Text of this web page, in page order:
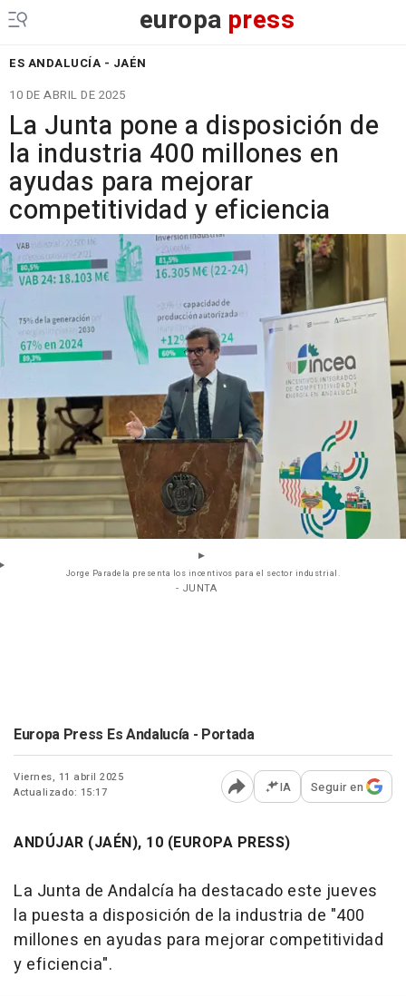
europa press
ES ANDALUCÍA - JAÉN
10 DE ABRIL DE 2025
La Junta pone a disposición de
la industria 400 millones en
ayudas para mejorar
competitividad y eficiencia
Jorge Paradela presenta los incentivos para el sector industrial.
- JUNTA
Europa Press Es Andalucía - Portada
Viernes, 11 abril 2025
Actualizado: 15:17
Abrir opciones para
IA Seguir en
ANDÚJAR (JAÉN), 10 (EUROPA PRESS)
La Junta de Andalcía ha destacado este jueves
la puesta a disposición de la industria de "400
millones en ayudas para mejorar competitividad
y eficiencia".